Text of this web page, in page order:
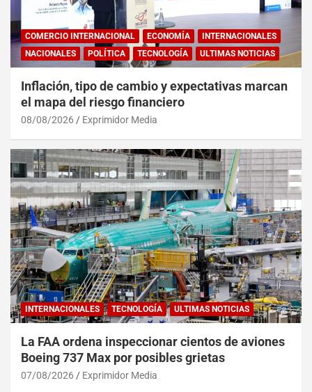
COMERCIO INTERNACIONAL ECONOMÍA
INTERNACIONALES
NACIONALES
POLÍTICA TECNOLOGÍA ULTIMAS NOTICIAS
Inflación, tipo de cambio y expectativas marcan
el mapa del riesgo financiero
08/08/2026 Exprimidor Media
INTERNACIONALES TECNOLOGÍA ULTIMAS NOTICIAS
La FAA ordena inspeccionar cientos de aviones
Boeing 737 Max por posibles grietas
07/08/2026 Exprimidor Media